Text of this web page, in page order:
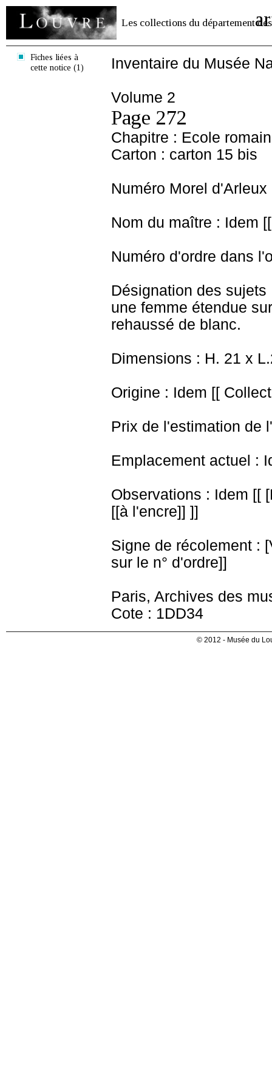
Les collections du département des
Fiches liées à
cette notice (1)
Inventaire du Musée
Volume 2
Page 272
Chapitre : Ecole
Carton : carton 15 bis
Numéro Morel d'Arleux
Nom du maître : Idem
Numéro d'ordre dans
Désignation des
une femme étendue
rehaussé de blanc.
Dimensions : H. 21 x
Origine : Idem [[
Prix de l'estimation de
Emplacement actuel :
Observations : Idem [[
[[à l'encre]] ]]
Signe de récolement :
sur le n° d'ordre]]
Paris, Archives des
Cote : 1DD34
© 2012 - Musée du